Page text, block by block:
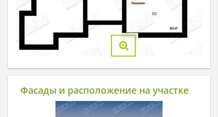
Фасады и расположение на участке